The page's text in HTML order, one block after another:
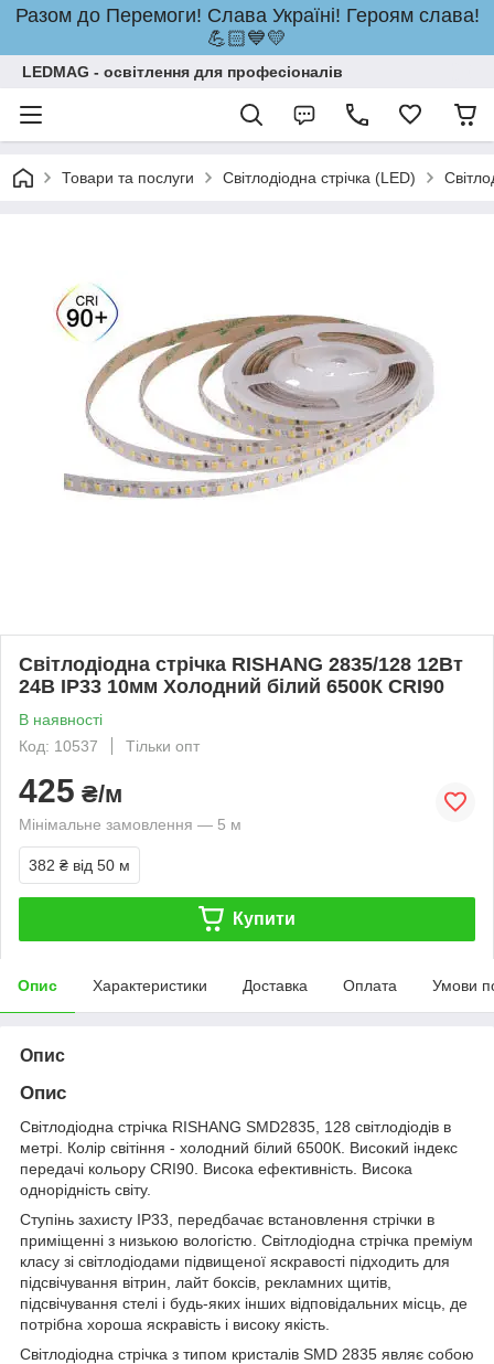
Разом до Перемоги! Слава Україні! Героям слава!
💪🏻💙💛
LEDMAG - освітлення для професіоналів
Товари та послуги Світлодіодна стрічка (LED)
Світлодіодна стрічка RISHANG 2835/128 12Вт
24В IP33 10мм Холодний білий 6500К CRI90
В наявності
Код: 10537
Тільки опт
425 ₴/м
Мінімальне замовлення — 5 м
382 ₴ від 50 м
Купити
Опис Характеристики Доставка Оплата Умови
Опис
Опис
Світлодіодна стрічка RISHANG SMD2835, 128 світлодіодів в
метрі. Колір світіння - холодний білий 6500К. Високий індекс
передачі кольору CRI90. Висока ефективність. Висока
однорідність світу.
Ступінь захисту IP33, передбачає встановлення стрічки в
приміщенні з низькою вологістю. Світлодіодна стрічка преміум
класу зі світлодіодами підвищеної яскравості підходить для
підсвічування вітрин, лайт боксів, рекламних щитів,
підсвічування стелі і будь-яких інших відповідальних місць, де
потрібна хороша яскравість і високу якість.
Світлодіодна стрічка з типом кристалів SMD 2835 являє собою